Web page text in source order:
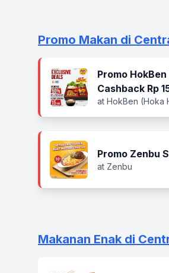
Promo Makan di
Promo
Cashback Rp
at HokBen (Hoka
Promo Zenbu
at Zenbu
Makanan Enak di